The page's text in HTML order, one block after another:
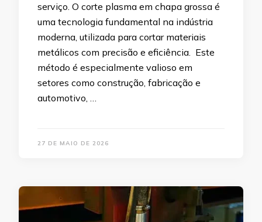
serviço. O corte plasma em chapa grossa é
uma tecnologia fundamental na indústria
moderna, utilizada para cortar materiais
metálicos com precisão e eficiência. Este
método é especialmente valioso em
setores como construção, fabricação e
automotivo, …
27 DE MAIO DE 2026